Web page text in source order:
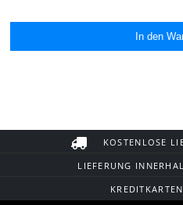
KOSTENLOSE
LIEFERUNG